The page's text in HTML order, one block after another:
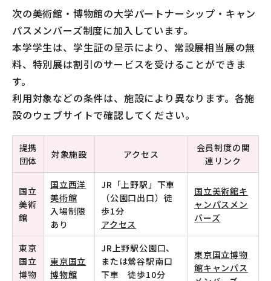
次の美術館・博物館の大学パートナーシップ・キャン
パスメンバーズ制度に加入しています。
本学学生は、学生証の呈示により、常設展相当展の無
料、特別展は割引のサービスを受けることができま
す。
利用対象などの条件は、施設により異なります。各施
設のウェブサイトで確認してください。
提携
団体
対象施設 アクセス
会員制度の関
連リンク
国立
美術
館
国立西洋
美術館
入場制限
あり
JR「上野駅」下車
（公園口出口）徒
歩1分
アクセス
国立美術館キ
ャンパスメン
バーズ
東京
国立
博物
東京国立
博物館
JR上野駅公園口、
または鶯谷駅南口
下車 徒歩10分
東京国立博物
館キャンパス